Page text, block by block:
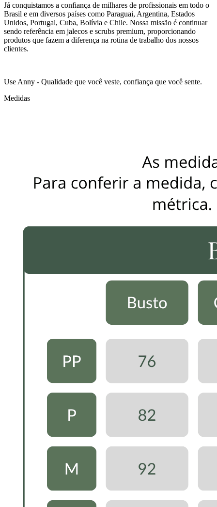
Já conquistamos a confiança de milhares de profissionais em todo o
Brasil e em diversos países como Paraguai, Argentina, Estados
Unidos, Portugal, Cuba, Bolívia e Chile. Nossa missão é continuar
sendo referência em jalecos e scrubs premium, proporcionando
produtos que fazem a diferença na rotina de trabalho dos nossos
clientes.
Use Anny - Qualidade que você veste, confiança que você sente.
Medidas